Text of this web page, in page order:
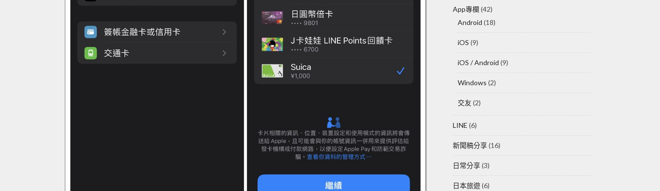
App專欄 (42)
Android (18)
iOS (9)
iOS / Android (9)
Windows (2)
交友 (2)
LINE (6)
新聞稿分享(16)
日常分享(3)
日本旅遊(6)